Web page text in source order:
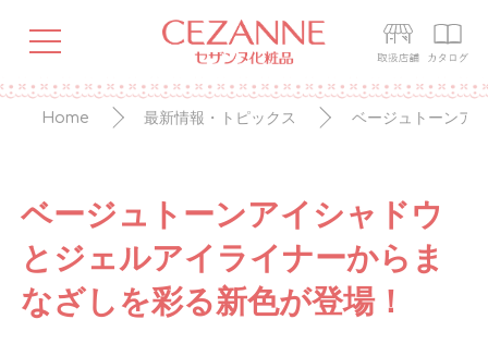
Home 最新情報・トピックス ベージュトーンア
ベージュトーンアイシャドウ
とジェルアイライナーからま
なざしを彩る新色が登場！